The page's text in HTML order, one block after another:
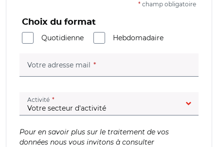
* champ obligatoire
Choix du format
Quotidienne
Hebdomadaire
Votre adresse mail (champ obligatoire)
Activité (champ obligatoire)
Pour en savoir plus sur le traitement de vos
données nous vous invitons à consulter